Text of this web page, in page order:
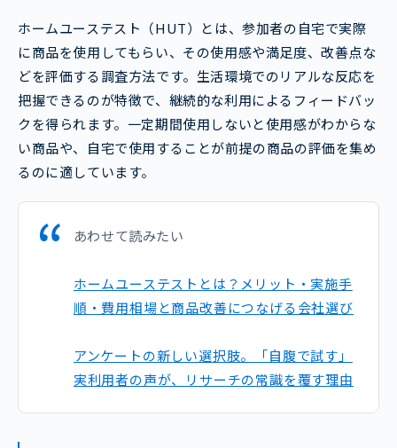
ホームユーステスト（HUT）とは、参加者の自宅で実際
に商品を使用してもらい、その使用感や満足度、改善点な
どを評価する調査方法です。生活環境でのリアルな反応を
把握できるのが特徴で、継続的な利用によるフィードバッ
クを得られます。一定期間使用しないと使用感がわからな
い商品や、自宅で使用することが前提の商品の評価を集め
るのに適しています。
あわせて読みたい
ホームユーステストとは？メリット・実施手
順・費用相場と商品改善につなげる会社選び
アンケートの新しい選択肢。「自腹で試す」
実利用者の声が、リサーチの常識を覆す理由